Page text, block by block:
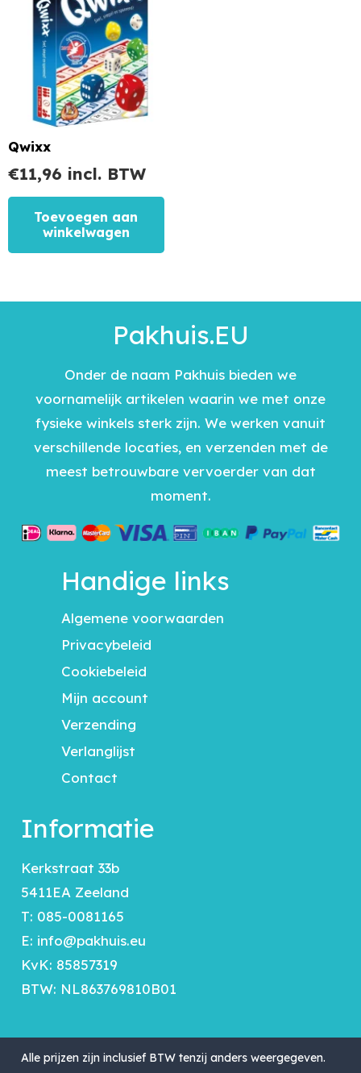
Qwixx
€11,96 incl. BTW
Toevoegen aan
winkelwagen
Pakhuis.EU
Onder de naam Pakhuis bieden we
voornamelijk artikelen waarin we met onze
fysieke winkels sterk zijn. We werken vanuit
verschillende locaties, en verzenden met de
meest betrouwbare vervoerder van dat
moment.
Handige links
Algemene voorwaarden
Privacybeleid
Cookiebeleid
Mijn account
Verzending
Verlanglijst
Contact
Informatie
Kerkstraat 33b
5411EA Zeeland
T: 085-0081165
E: info@pakhuis.eu
KvK: 85857319
BTW: NL863769810B01
Alle prijzen zijn inclusief BTW tenzij anders weergegeven.